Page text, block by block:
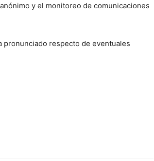
y el monitoreo de comunicaciones
pronunciado respecto de eventuales